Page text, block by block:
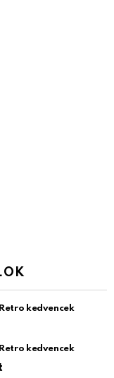
Retro kedvencek
Retro kedvencek